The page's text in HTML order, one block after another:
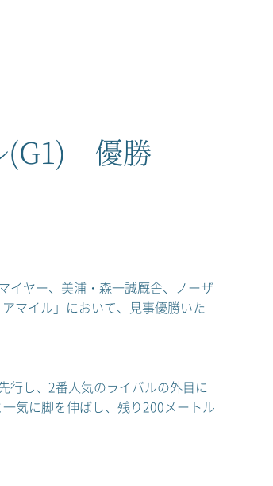
(G1) 優勝
イヤー、美浦・森一誠厩舎、ノーザ
マイル」において、見事優勝いた
行し、2番人気のライバルの外目に
気に脚を伸ばし、残り200メートル